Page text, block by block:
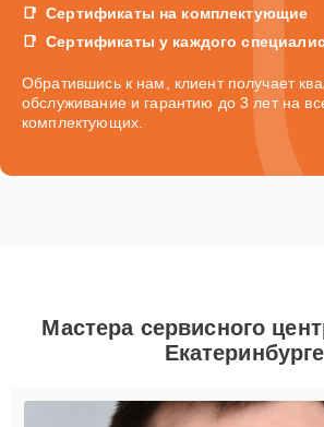
Сертификаты на комплектующие
Сертификаты у каждого
Обратившись к нам, клиент получает
обслуживание и гарантию до 3 лет на
комплектующих.
Мастера сервисного
Екатеринбурге